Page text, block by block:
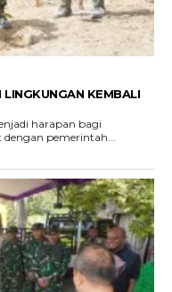
KEMBALI
harapan bagi
pemerintah...